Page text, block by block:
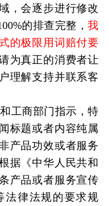
，会逐步进行修改
的排查完整，我
的极限用词赔付要
请为真正的消费者让
理解支持并联系客
工商部门指示，特
标题或者内容纯属
产品功效或者服务
据《中华人民共和
产品或者服务宣传
法律法规的要求规